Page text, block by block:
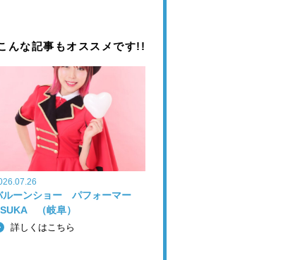
んな記事もオススメです!!
ルーンショー パフォーマー
（岐阜）
詳しくはこちら